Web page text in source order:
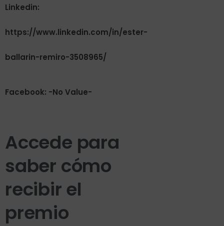
Linkedin:
https://www.linkedin.com/in/ester-
ballarin-remiro-3508965/
Facebook: -No Value-
Accede para
saber cómo
recibir el
premio